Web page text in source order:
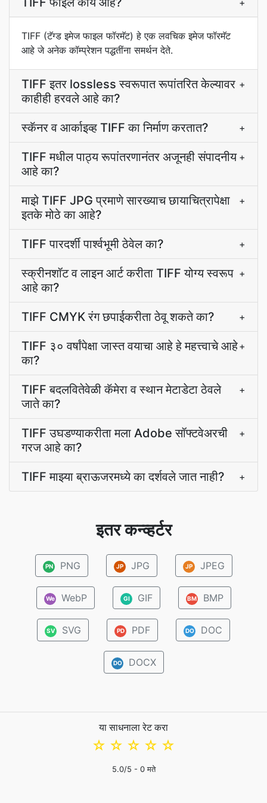
+
TIFF (टॅग्ड इमेज फाइल फॉरमॅट) हे एक लवचिक इमेज फॉरमॅट
आहे जे अनेक कॉम्प्रेशन पद्धतींना समर्थन देते.
TIFF इतर lossless स्वरूपात रूपांतरित केल्यावर
काहीही हरवले आहे का?
+
स्कॅनर व आर्काइव्ह TIFF का निर्माण करतात? +
TIFF मधील पाठ्य रूपांतरणानंतर अजूनही संपादनीय
आहे का?
+
माझे TIFF JPG प्रमाणे सारख्याच छायाचित्रापेक्षा
इतके मोठे का आहे?
+
TIFF पारदर्शी पार्श्वभूमी ठेवेल का? +
स्क्रीनशॉट व लाइन आर्ट करीता TIFF योग्य स्वरूप
आहे का?
+
TIFF CMYK रंग छपाईकरीता ठेवू शकते का? +
TIFF ३० वर्षांपेक्षा जास्त वयाचा आहे हे महत्त्वाचे आहे
का?
+
TIFF बदलवितेवेळी कॅमेरा व स्थान मेटाडेटा ठेवले
जाते का?
+
TIFF उघडण्याकरीता मला Adobe सॉफ्टवेअरची
गरज आहे का?
+
TIFF माझ्या ब्राऊजरमध्ये का दर्शवले जात नाही? +
इतर कन्व्हर्टर
PN PNG JP JPG JP JPEG
We WebP GI GIF BM BMP
SV SVG PD PDF DO DOC
DO DOCX
या साधनाला रेट करा
☆
☆
☆
☆
☆
5.0/5 - 0मते